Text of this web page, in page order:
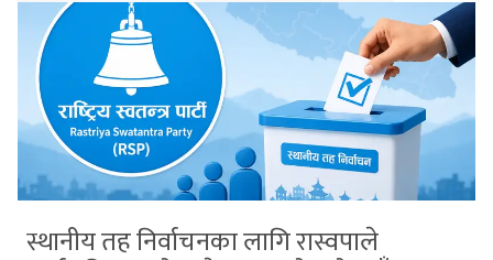
स्थानीय तह निर्वाचनका लागि रास्वपाले